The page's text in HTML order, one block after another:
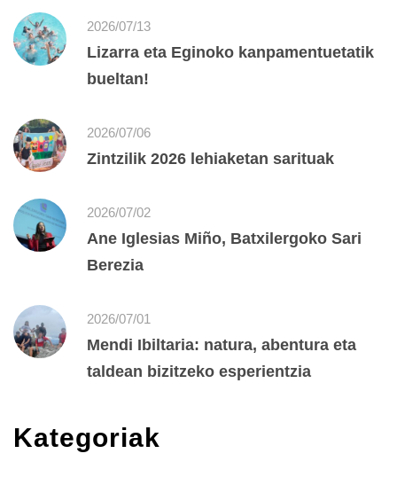
2026/07/13
Lizarra eta Eginoko kanpamentuetatik
bueltan!
2026/07/06
Zintzilik 2026 lehiaketan sarituak
2026/07/02
Ane Iglesias Miño, Batxilergoko Sari
Berezia
2026/07/01
Mendi Ibiltaria: natura, abentura eta
taldean bizitzeko esperientzia
Kategoriak